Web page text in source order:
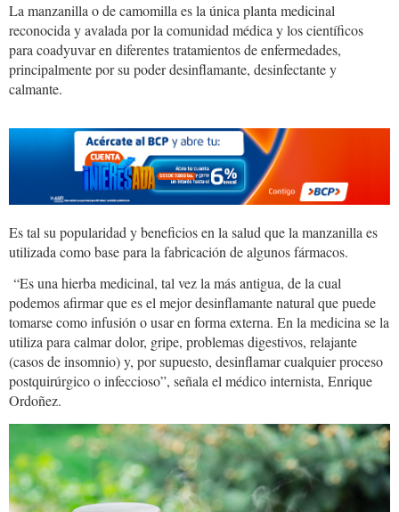
La manzanilla o de camomilla es la única planta medicinal
reconocida y avalada por la comunidad médica y los científicos
para coadyuvar en diferentes tratamientos de enfermedades,
principalmente por su poder desinflamante, desinfectante y
calmante.
Es tal su popularidad y beneficios en la salud que la manzanilla es
utilizada como base para la fabricación de algunos fármacos.
“Es una hierba medicinal, tal vez la más antigua, de la cual
podemos afirmar que es el mejor desinflamante natural que puede
tomarse como infusión o usar en forma externa. En la medicina se la
utiliza para calmar dolor, gripe, problemas digestivos, relajante
(casos de insomnio) y, por supuesto, desinflamar cualquier proceso
postquirúrgico o infeccioso”, señala el médico internista, Enrique
Ordoñez.
manzanilla.jpg